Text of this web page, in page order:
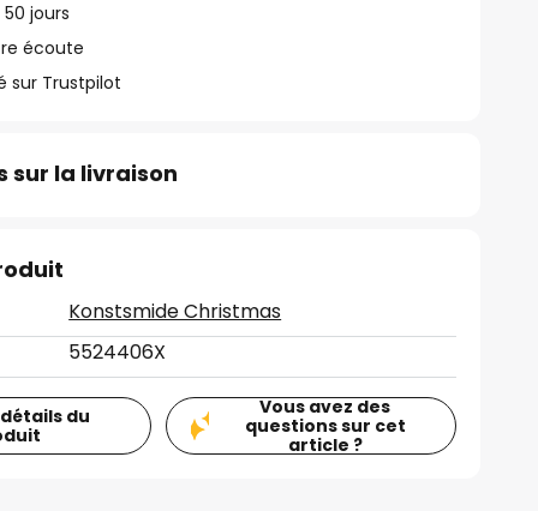
jours
écoute
sur Trustpilot
sur la livraison
Konstsmide Christmas
5524406X
du
Vous avez des
questions sur cet
article ?